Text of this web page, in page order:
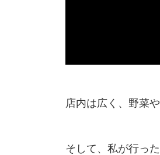
店内は広く、野菜
そして、私が行っ